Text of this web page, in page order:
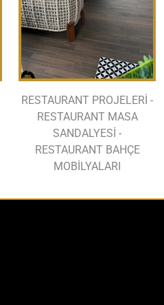
RESTAURANT PROJELERİ -
RESTAURANT MASA
SANDALYESİ -
RESTAURANT BAHÇE
MOBİLYALARI